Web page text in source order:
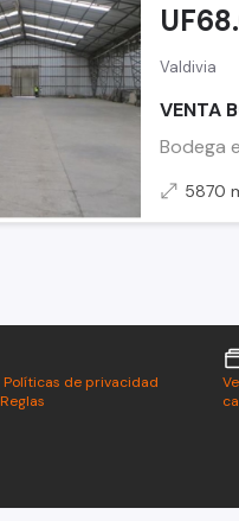
Valdivia
VENTA
Bodega
5870
Políticas de privacidad
Reglas